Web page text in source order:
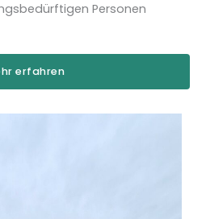
Personen
erfahren